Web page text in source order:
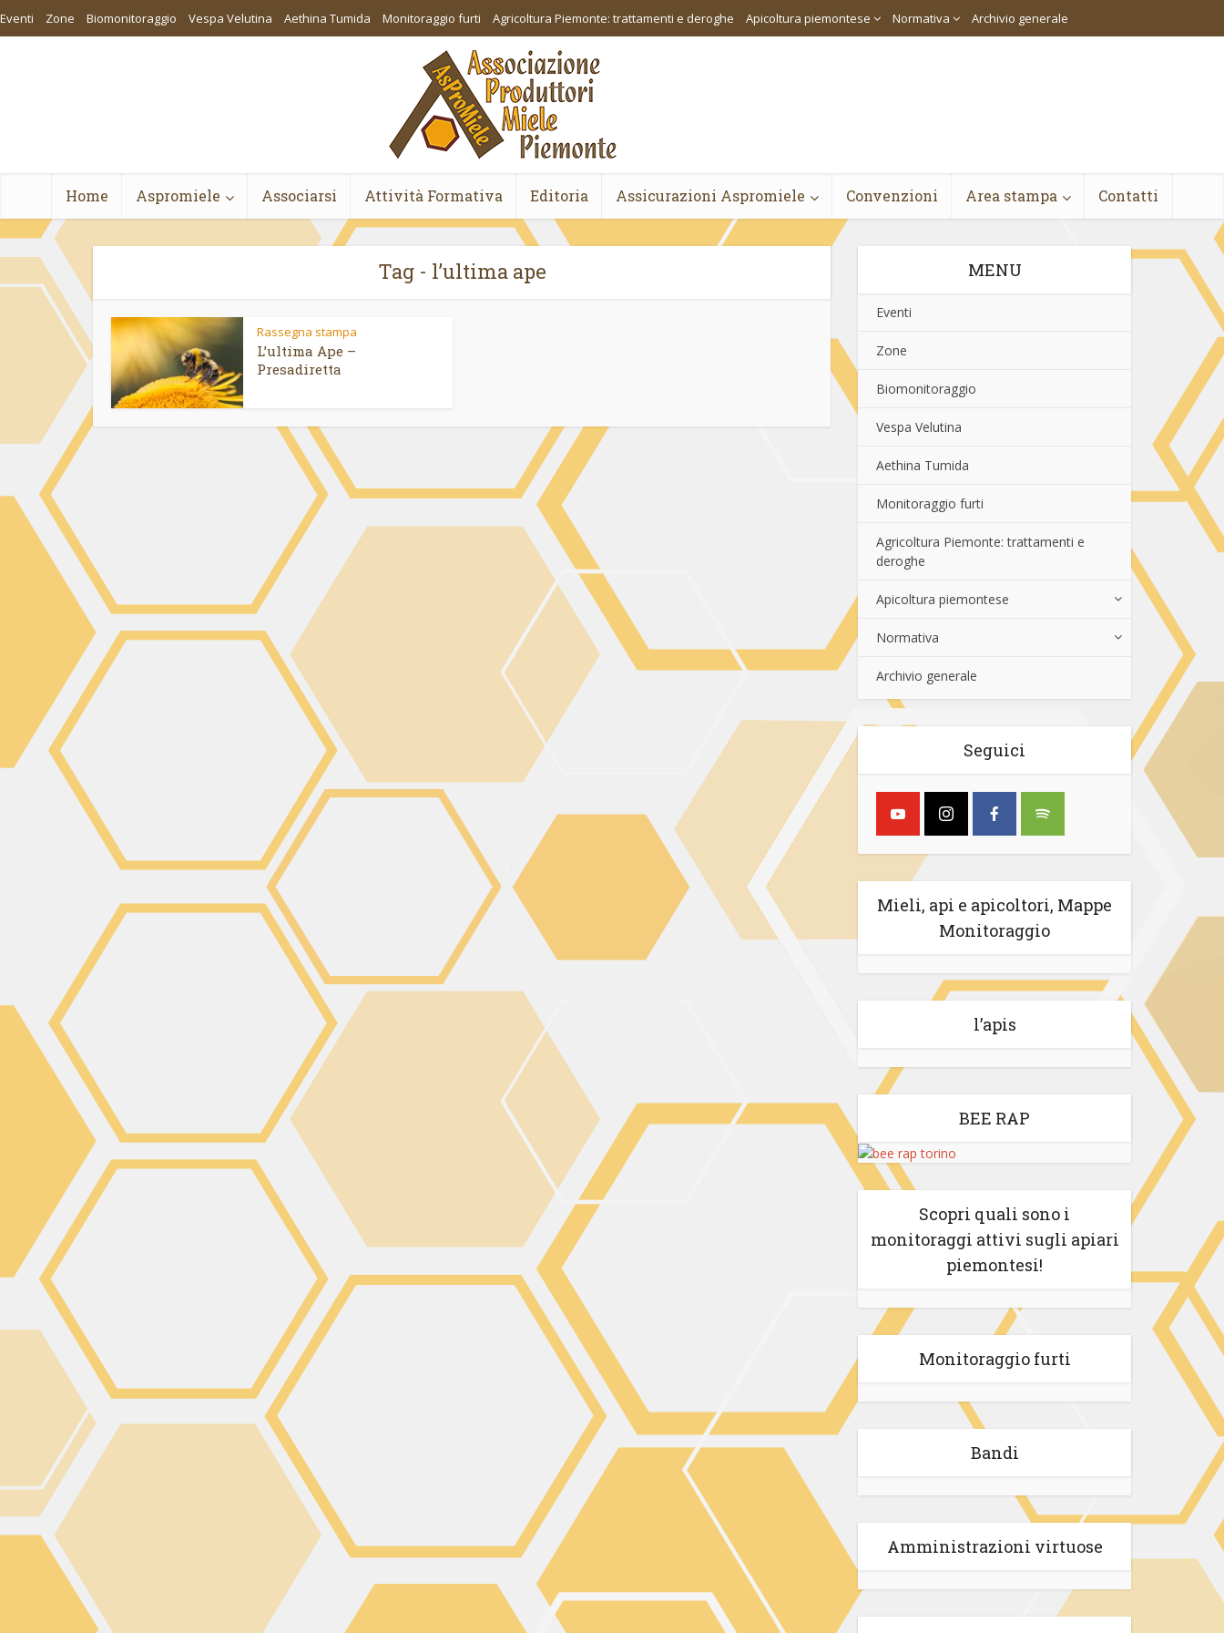
Eventi Zone Biomonitoraggio Vespa Velutina Aethina Tumida Monitoraggio furti Agricoltura Piemonte: trattamenti e deroghe Apicoltura piemontese Normativa Archivio generale
Home Aspromiele Associarsi Attività Formativa Editoria Assicurazioni Aspromiele Convenzioni Area stampa Contatti
Tag - l’ultima ape
Rassegna stampa
L’ultima Ape –
Presadiretta
MENU
Eventi
Zone
Biomonitoraggio
Vespa Velutina
Aethina Tumida
Monitoraggio furti
Agricoltura Piemonte: trattamenti e
deroghe
Apicoltura piemontese
Normativa
Archivio generale
Seguici
Mieli, api e apicoltori, Mappe
Monitoraggio
l’apis
BEE RAP
Scopri quali sono i
monitoraggi attivi sugli apiari
piemontesi!
Monitoraggio furti
Bandi
Amministrazioni virtuose